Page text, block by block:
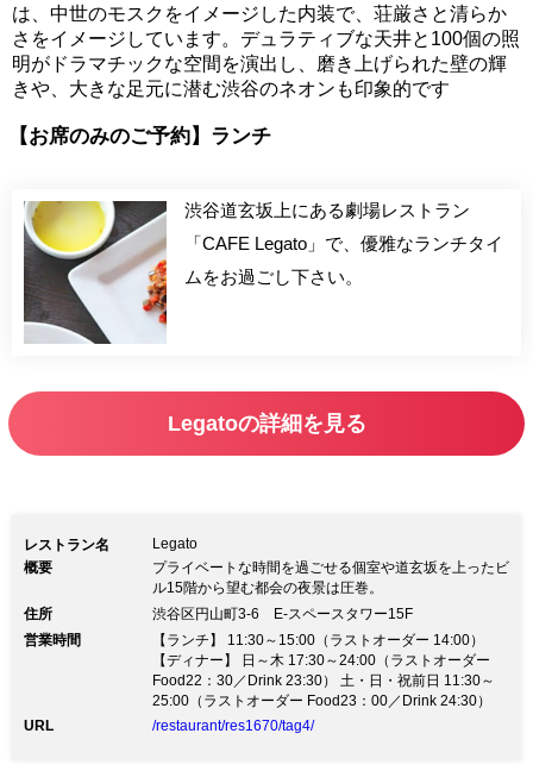
は、中世のモスクをイメージした内装で、荘厳さと清らか
さをイメージしています。デュラティブな天井と100個の照
明がドラマチックな空間を演出し、磨き上げられた壁の輝
きや、大きな足元に潜む渋谷のネオンも印象的です
【お席のみのご予約】ランチ
渋谷道玄坂上にある劇場レストラン
「CAFE Legato」で、優雅なランチタイ
ムをお過ごし下さい。
Legatoの詳細を見る
レストラン名
Legato
概要
プライベートな時間を過ごせる個室や道玄坂を上ったビ
ル15階から望む都会の夜景は圧巻。
住所
渋谷区円山町3-6 E-スペースタワー15F
営業時間
【ランチ】 11:30～15:00（ラストオーダー 14:00）
【ディナー】 日～木 17:30～24:00（ラストオーダー
Food22：30／Drink 23:30） 土・日・祝前日 11:30～
25:00（ラストオーダー Food23：00／Drink 24:30）
URL
/restaurant/res1670/tag4/